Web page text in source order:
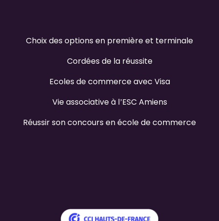
Choix des options en première et terminale
Cordées de la réussite
Ecoles de commerce avec Visa
Vie associative à l’ESC Amiens
Réussir son concours en école de commerce